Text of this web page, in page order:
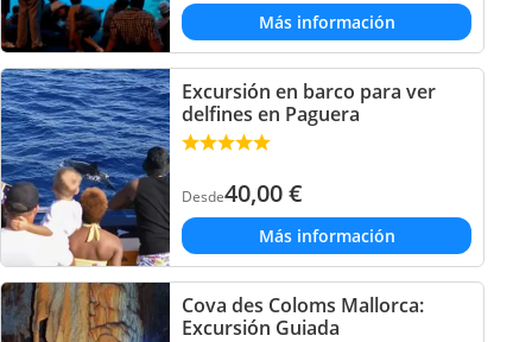
Más información
Excursión en barco para ver
delfines en Paguera
Desde40,00€
Más información
Cova des Coloms Mallorca:
Excursión Guiada